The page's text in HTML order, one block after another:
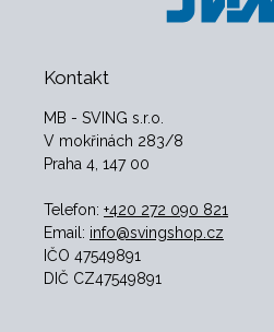
Kontakt
MB - SVING s.r.o.
V mokřinách 283/8
Praha 4, 147 00
Telefon: +420 272 090 821
Email: info@svingshop.cz
IČO 47549891
DIČ CZ47549891